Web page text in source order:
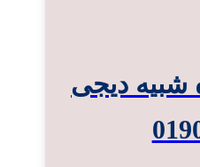
دیجی